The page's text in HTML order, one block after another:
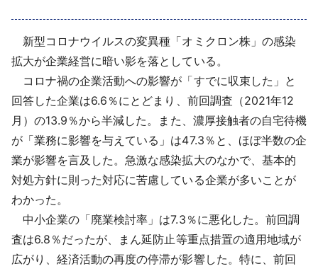
導入事例
採用情報
English
新型コロナウイルスの変異種「オミクロン株」の感染
拡大が企業経営に暗い影を落としている。
コロナ禍の企業活動への影響が「すでに収束した」と
回答した企業は6.6％にとどまり、前回調査（2021年12
月）の13.9％から半減した。また、濃厚接触者の自宅待機
が「業務に影響を与えている」は47.3％と、ほぼ半数の企
業が影響を言及した。急激な感染拡大のなかで、基本的
対処方針に則った対応に苦慮している企業が多いことが
わかった。
中小企業の「廃業検討率」は7.3％に悪化した。前回調
査は6.8％だったが、まん延防止等重点措置の適用地域が
広がり、経済活動の再度の停滞が影響した。特に、前回